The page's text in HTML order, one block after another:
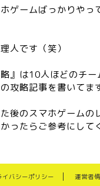
ゲームばっかりやっ
人です（笑）
』は10人ほどのチー
攻略記事を書いてま
後のスマホゲームの
ったらご参考にして
イバシーポリシー 運営者
『2024年最新』管理